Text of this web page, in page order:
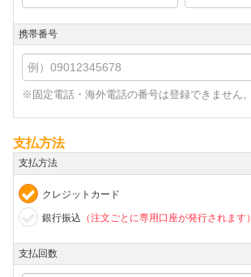
携帯番号
※固定電話・海外電話の番号は登録できません。
支払方法
支払方法
クレジットカード
銀行振込 （注文ごとに専用口座が発行されます）
支払回数